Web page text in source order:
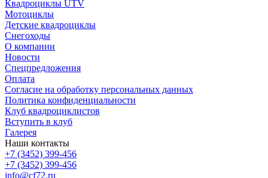
Квадроциклы UTV
Мотоциклы
Детские квадроциклы
Снегоходы
О компании
Новости
Спецпредложения
Оплата
Согласие на обработку персональных данных
Политика конфиденциальности
Клуб квадроциклистов
Вступить в клуб
Галерея
Наши контакты
+7 (3452) 399-456
+7 (3452) 399-456
info@cf72.ru